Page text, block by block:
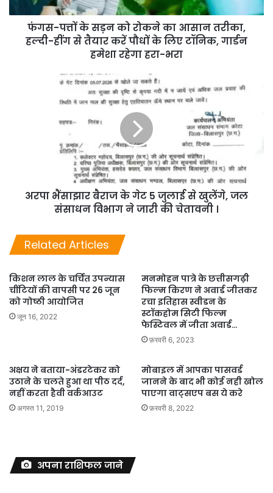
फंगस-पत्तों के सड़न को रोकने का आसान तरीका,
हल्दी-हींग से तैयार करें पौधों के लिए टॉनिक, गार्डन
हमेशा रहेगा हरा-भरा
अरपा भैंसाझार बैराज के गेट 5 जुलाई से खुलेंगे, जल
संसाधन विभाग ने जारी की चेतावनी ।
Related Articles
किशन लाल के चर्चित उपन्यास
चींटियों की वापसी पर 26 जून
को गोष्ठी आयोजित
जून 16, 2022
मनमोहन पात्रे के छत्तीसगढ़ी
फिल्म किरण ने अवार्ड जीतकर
रचा इतिहास स्वीडन के
स्टॉकहोम सिटी फिल्म
फेस्टिवल में जीता अवार्ड…
फ़रवरी 6, 2023
अक्षय ने बताया-अंडरटेकर को
उठाने के चलते हुआ था पीठ दर्द,
नहीं करता हैवी वर्कआउट
अगस्त 11, 2019
मोबाइल में आपका पासवर्ड
जानने के बाद भी कोई नही खोल
पाएगा वाट्सएप बस ये करे
फ़रवरी 8, 2022
अपना राशिफल जाने